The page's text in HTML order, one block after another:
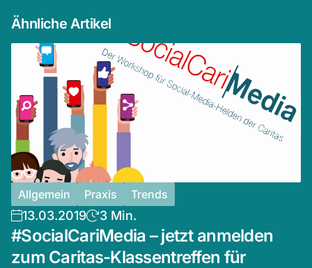
Ähnliche Artikel
Allgemein Praxis Trends
13.03.2019 3 Min.
#SocialCariMedia – jetzt anmelden
zum Caritas-Klassentreffen für